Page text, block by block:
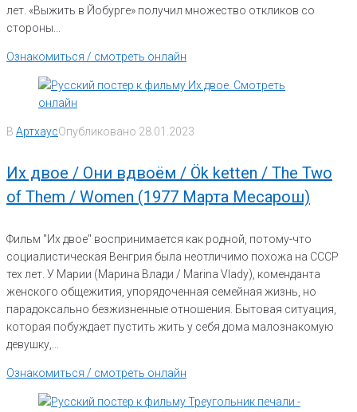
лет. «Выжить в Йобурге» получил множество откликов со
стороны...
Ознакомиться / смотреть онлайн
В АртхаусОпубликовано 28.01.2023
Их двое / Они вдвоём / Ök ketten / The Two
of Them / Women (1977 Марта Месарош)
Фильм "Их двое" воспринимается как родной, потому-что
социалистическая Венгрия была неотличимо похожа на СССР
тех лет. У Марии (Марина Влади / Marina Vlady), коменданта
женского общежития, упорядоченная семейная жизнь, но
парадоксально безжизненные отношения. Бытовая ситуация,
которая побуждает пустить жить у себя дома малознакомую
девушку,...
Ознакомиться / смотреть онлайн